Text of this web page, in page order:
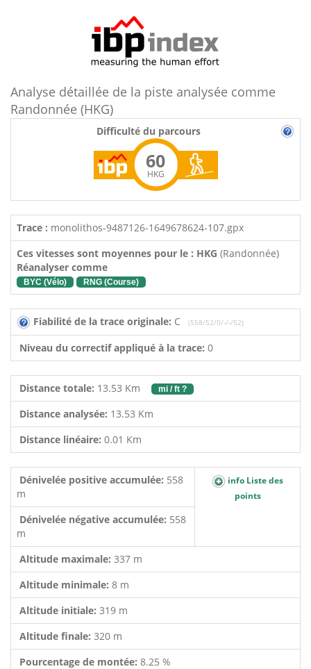
Analyse détaillée de la piste analysée comme
Randonnée (HKG)
Difficulté du parcours
60
HKG
Trace : monolithos-9487126-1649678624-107.gpx
Ces vitesses sont moyennes pour le : HKG (Randonnée)
Réanalyser comme
BYC (Vélo) RNG (Course)
Fiabilité de la trace originale: C (558/52/0/-/-/52)
Niveau du correctif appliqué à la trace: 0
Distance totale: 13.53 Km mi / ft ?
Distance analysée: 13.53 Km
Distance linéaire: 0.01 Km
Dénivelée positive accumulée: 558
m
info Liste des
points
Dénivelée négative accumulée: 558
m
Altitude maximale: 337 m
Altitude minimale: 8 m
Altitude initiale: 319 m
Altitude finale: 320 m
Pourcentage de montée: 8.25 %